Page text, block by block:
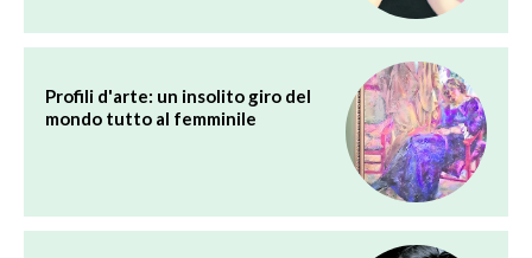
Profili d'arte: un insolito giro del
mondo tutto al femminile